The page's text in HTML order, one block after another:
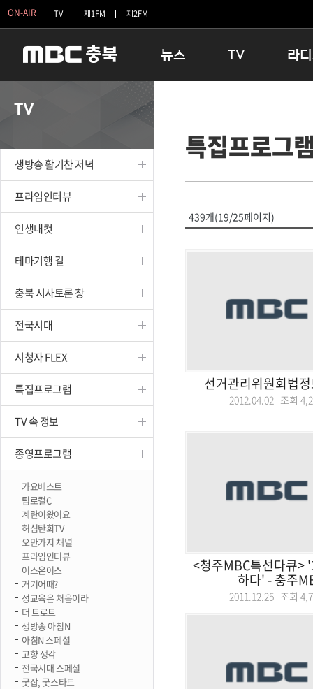
ON-AIR TV 제1FM 제2FM
뉴스
보은
옥천
TV
인생내컷
테마기행 길
시청자 FLEX
특집프로그램
라
16:00 완
우리 고
TV
생방송 활기찬 저녁
프라임인터뷰
인생내컷
테마기행 길
충북 시사토론 창
전국시대
시청자 FLEX
특집프로그램
TV 속 정보
종영프로그램
가요베스트
팀로컬C
계란이왔어요
허심탄회TV
오만가지 채널
프라임인터뷰
어스온어스
거기어때?
성교육은 처음이라
더 트로트
생방송 아침N
아침N 스페셜
고향 생각
전국시대 스페셜
굿잡, 굿스타트
특집프로그
439개(19/25페이지)
선거관리위원회법
2012.04.02 조회
<청주MBC특선다큐>
하다' - 충주
2011.12.25 조회